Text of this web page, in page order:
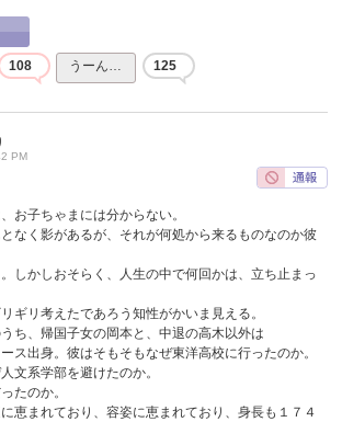
108 うーん… 125
PM
お子ちゃまには分からない。
なく影があるが、それが何処から来るものなのか彼
しかしおそらく、人生の中で何回かは、立ち止まっ
ギリ考えたであろう知性がかいま見える。
うち、帰国子女の岡本と、中退の高木以外は
ス出身。彼はそもそもなぜ東洋高校に行ったのか。
文系学部を避けたのか。
たのか。
恵まれており、容姿に恵まれており、身長も１７４